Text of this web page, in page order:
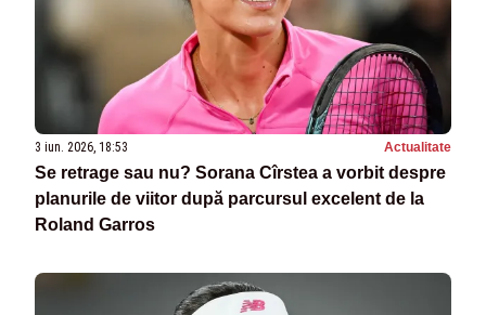
3 iun. 2026, 18:53 Actualitate
Se retrage sau nu? Sorana Cîrstea a vorbit despre
planurile de viitor după parcursul excelent de la
Roland Garros